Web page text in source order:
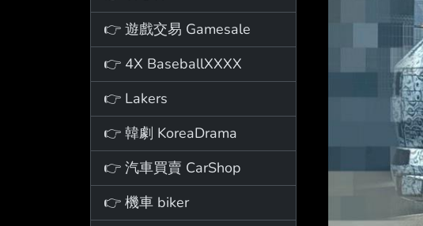
👉 遊戲交易 Gamesale
👉 4X BaseballXXXX
👉 Lakers
👉 韓劇 KoreaDrama
👉 汽車買賣 CarShop
👉 機車 biker